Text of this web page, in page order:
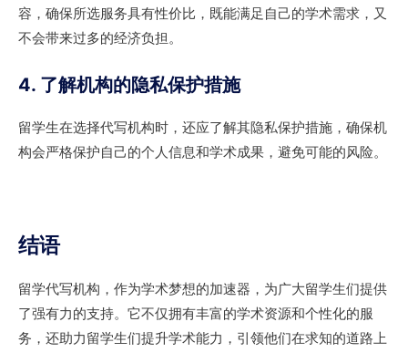
容，确保所选服务具有性价比，既能满足自己的学术需求，又
不会带来过多的经济负担。
4. 了解机构的隐私保护措施
留学生在选择代写机构时，还应了解其隐私保护措施，确保机
构会严格保护自己的个人信息和学术成果，避免可能的风险。
结语
留学代写机构，作为学术梦想的加速器，为广大留学生们提供
了强有力的支持。它不仅拥有丰富的学术资源和个性化的服
务，还助力留学生们提升学术能力，引领他们在求知的道路上